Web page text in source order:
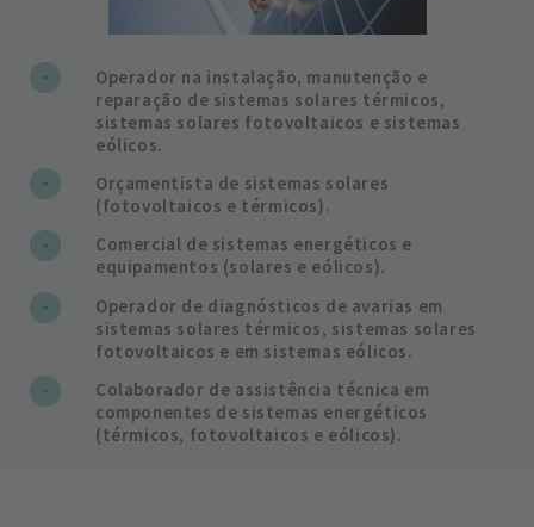
Operador na instalação, manutenção e
reparação de sistemas solares térmicos,
sistemas solares fotovoltaicos e sistemas
eólicos.
Orçamentista de sistemas solares
(fotovoltaicos e térmicos).
Comercial de sistemas energéticos e
equipamentos (solares e eólicos).
Operador de diagnósticos de avarias em
sistemas solares térmicos, sistemas solares
fotovoltaicos e em sistemas eólicos.
Colaborador de assistência técnica em
componentes de sistemas energéticos
(térmicos, fotovoltaicos e eólicos).